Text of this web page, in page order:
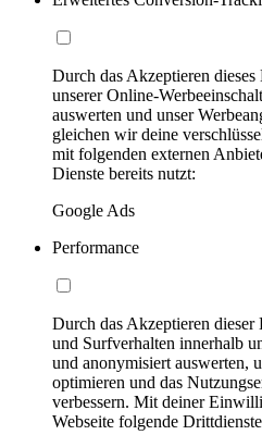
Durch das Akzeptieren
unserer Online-
auswerten und unser
gleichen wir deine
mit folgenden externen
Dienste bereits nutzt:
Google Ads
Performance
Durch das Akzeptieren
und Surfverhalten innerhalb
und anonymisiert auswerten,
optimieren und das
verbessern. Mit deiner
Webseite folgende